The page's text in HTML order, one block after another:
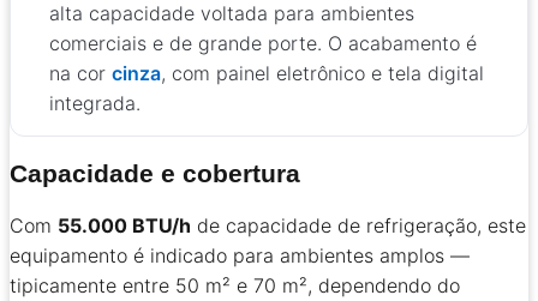
alta capacidade voltada para ambientes
comerciais e de grande porte. O acabamento é
na cor cinza, com painel eletrônico e tela digital
integrada.
Capacidade e cobertura
Com 55.000 BTU/h de capacidade de refrigeração, este
equipamento é indicado para ambientes amplos —
tipicamente entre 50 m² e 70 m², dependendo do